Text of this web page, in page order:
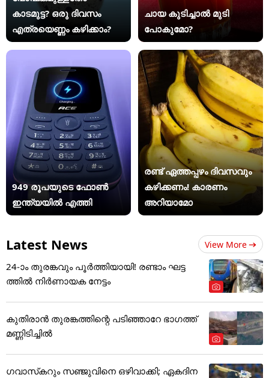
കാടമുട്ട? ഒരു ദിവസം
എത്രയെണ്ണം കഴിക്കാം?
ചായ കുടിച്ചാൽ മുടി
പോകുമോ?
949 രൂപയുടെ ഫോൺ
ഇന്ത്യയിൽ എത്തി
രണ്ട് ഏത്തപ്പഴം ദിവസവും
കഴിക്കണം! കാരണം
അറിയാമോ
Latest News View More
24-ാം തുരങ്കവും പൂർത്തിയായി! രണ്ടാം ഘട്ട
ത്തിൽ നിർണായക നേട്ടം
കുതിരാൻ തുരങ്കത്തിന്റെ പടിഞ്ഞാറേ ഭാഗത്ത്
മണ്ണിടിച്ചിൽ
ഗവാസ്‌കറും സഞ്ജുവിനെ ഒഴിവാക്കി; ഏകദിന